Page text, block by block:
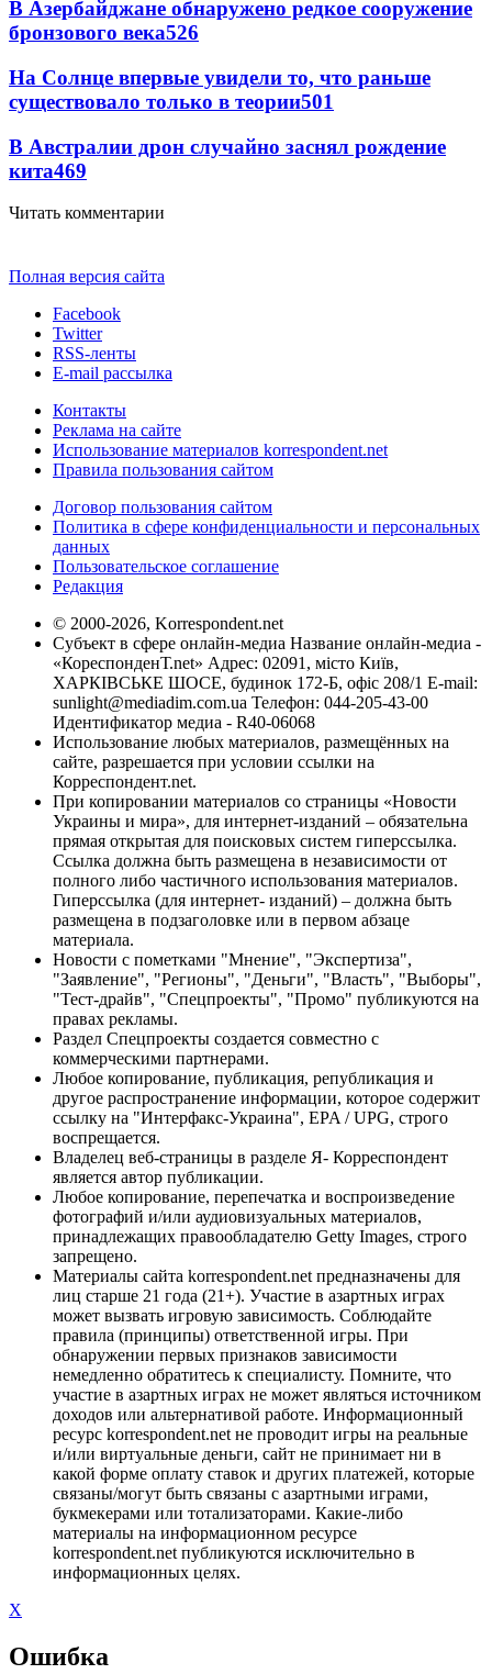
В Азербайджане обнаружено редкое сооружение
бронзового века526
На Солнце впервые увидели то, что раньше
существовало только в теории501
В Австралии дрон случайно заснял рождение
кита469
Читать комментарии
Полная версия сайта
Facebook
Twitter
RSS-ленты
E-mail рассылка
Контакты
Реклама на сайте
Использование материалов korrespondent.net
Правила пользования сайтом
Договор пользования сайтом
Политика в сфере конфиденциальности и персональных
данных
Пользовательское соглашение
Редакция
© 2000-2026, Korrespondent.net
Субъект в сфере онлайн-медиа Название онлайн-медиа -
«КореспонденТ.net» Адрес: 02091, місто Київ,
ХАРКІВСЬКЕ ШОСЕ, будинок 172-Б, офіс 208/1 E-mail:
sunlight@mediadim.com.ua Телефон: 044-205-43-00
Идентификатор медиа - R40-06068
Использование любых материалов, размещённых на
сайте, разрешается при условии ссылки на
Корреспондент.net.
При копировании материалов со страницы «Новости
Украины и мира», для интернет-изданий – обязательна
прямая открытая для поисковых систем гиперссылка.
Ссылка должна быть размещена в независимости от
полного либо частичного использования материалов.
Гиперссылка (для интернет- изданий) – должна быть
размещена в подзаголовке или в первом абзаце
материала.
Новости с пометками "Мнение", "Экспертиза",
"Заявление", "Регионы", "Деньги", "Власть", "Выборы",
"Тест-драйв", "Спецпроекты", "Промо" публикуются на
правах рекламы.
Раздел Спецпроекты создается совместно с
коммерческими партнерами.
Любое копирование, публикация, републикация и
другое распространение информации, которое содержит
ссылку на "Интерфакс-Украина", EPA / UPG, строго
воспрещается.
Владелец веб-страницы в разделе Я- Корреспондент
является автор публикации.
Любое копирование, перепечатка и воспроизведение
фотографий и/или аудиовизуальных материалов,
принадлежащих правообладателю Getty Images, строго
запрещено.
Материалы сайта korrespondent.net предназначены для
лиц старше 21 года (21+). Участие в азартных играх
может вызвать игровую зависимость. Соблюдайте
правила (принципы) ответственной игры. При
обнаружении первых признаков зависимости
немедленно обратитесь к специалисту. Помните, что
участие в азартных играх не может являться источником
доходов или альтернативой работе. Информационный
ресурс korrespondent.net не проводит игры на реальные
и/или виртуальные деньги, сайт не принимает ни в
какой форме оплату ставок и других платежей, которые
связаны/могут быть связаны с азартными играми,
букмекерами или тотализаторами. Какие-либо
материалы на информационном ресурсе
korrespondent.net публикуются исключительно в
информационных целях.
X
Ошибка